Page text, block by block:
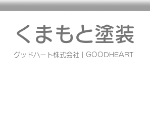
に、 心よりお見舞い申し上げます。 弊
社では、社員、協力業者の安全を確保
しながら これまで弊社で工事させてい
くまもと塗装
グッドハート株式会社｜GOODHEART